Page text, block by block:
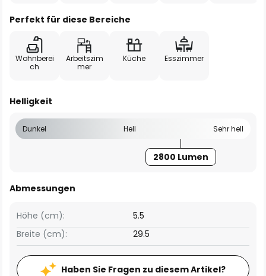
Perfekt für diese Bereiche
Wohnberei
ch
Arbeitszim
mer
Küche Esszimmer
Helligkeit
Dunkel Hell Sehr hell
2800 Lumen
Abmessungen
Breite (cm): 29.5
Höhe (cm): 5.5
Haben Sie Fragen zu diesem Artikel?